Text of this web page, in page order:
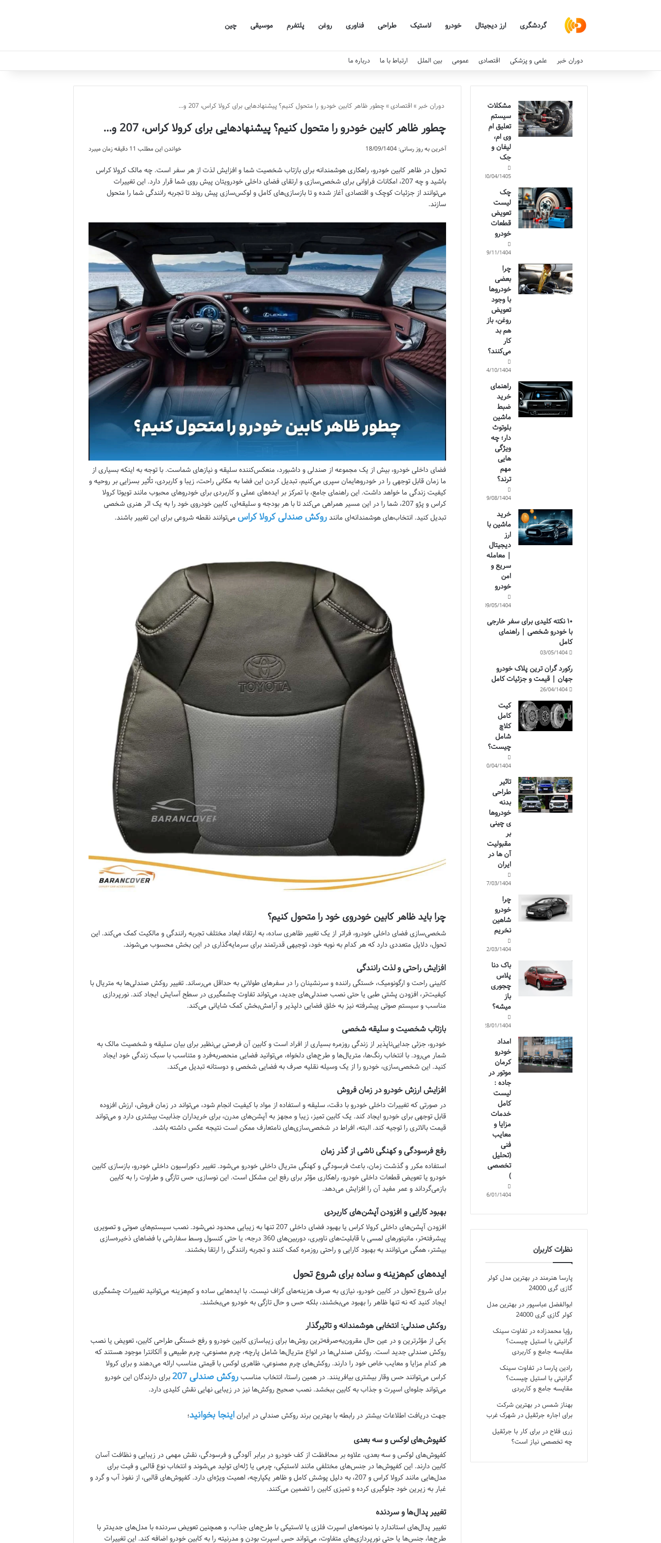
گردشگری ارز دیجیتال خودرو لاستیک طراحی فناوری روغن پلتفرم موسیقی چین
دوران خبر علمی و پزشکی اقتصادی عمومی بین الملل ارتباط با ما درباره ما
دوران خبر » اقتصادی » چطور ظاهر کابین خودرو را متحول کنیم؟ پیشنهادهایی برای کرولا کراس، 207 و…
چطور ظاهر کابین خودرو را متحول کنیم؟ پیشنهادهایی برای کرولا کراس، 207 و…
آخرین به روز رسانی: 18/09/1404 خواندن این مطلب 11 دقیقه زمان میبرد
تحول در ظاهر کابین خودرو، راهکاری هوشمندانه برای بازتاب شخصیت شما و افزایش لذت از هر سفر است. چه مالک کرولا کراس
باشید و چه 207، امکانات فراوانی برای شخصی‌سازی و ارتقای فضای داخلی خودرویتان پیش روی شما قرار دارد. این تغییرات
می‌توانند از جزئیات کوچک و اقتصادی آغاز شده و تا بازسازی‌های کامل و لوکس‌سازی پیش روند تا تجربه رانندگی شما را متحول
سازند.
فضای داخلی خودرو، بیش از یک مجموعه از صندلی و داشبورد، منعکس‌کننده سلیقه و نیازهای شماست. با توجه به اینکه بسیاری از
ما زمان قابل توجهی را در خودروهایمان سپری می‌کنیم، تبدیل کردن این فضا به مکانی راحت، زیبا و کاربردی، تأثیر بسزایی بر روحیه و
کیفیت زندگی ما خواهد داشت. این راهنمای جامع، با تمرکز بر ایده‌های عملی و کاربردی برای خودروهای محبوب مانند تویوتا کرولا
کراس و پژو 207، شما را در این مسیر همراهی می‌کند تا با هر بودجه و سلیقه‌ای، کابین خودروی خود را به یک اثر هنری شخصی
تبدیل کنید. انتخاب‌های هوشمندانه‌ای مانندروکش صندلی کرولا کراس می‌توانند نقطه شروعی برای این تغییر باشند.
چرا باید ظاهر کابین خودروی خود را متحول کنیم؟
شخصی‌سازی فضای داخلی خودرو، فراتر از یک تغییر ظاهری ساده، به ارتقاء ابعاد مختلف تجربه رانندگی و مالکیت کمک می‌کند. این
تحول، دلایل متعددی دارد که هر کدام به نوبه خود، توجیهی قدرتمند برای سرمایه‌گذاری در این بخش محسوب می‌شوند.
افزایش راحتی و لذت رانندگی
کابینی راحت و ارگونومیک، خستگی راننده و سرنشینان را در سفرهای طولانی به حداقل می‌رساند. تغییر روکش صندلی‌ها به متریال با
کیفیت‌تر، افزودن پشتی طبی یا حتی نصب صندلی‌های جدید، می‌تواند تفاوت چشمگیری در سطح آسایش ایجاد کند. نورپردازی
مناسب و سیستم صوتی پیشرفته نیز به خلق فضایی دلپذیر و آرامش‌بخش کمک شایانی می‌کند.
بازتاب شخصیت و سلیقه شخصی
خودرو، جزئی جدایی‌ناپذیر از زندگی روزمره بسیاری از افراد است و کابین آن فرصتی بی‌نظیر برای بیان سلیقه و شخصیت مالک به
شمار می‌رود. با انتخاب رنگ‌ها، متریال‌ها و طرح‌های دلخواه، می‌توانید فضایی منحصربه‌فرد و متناسب با سبک زندگی خود ایجاد
کنید. این شخصی‌سازی، خودرو را از یک وسیله نقلیه صرف به فضایی شخصی و دوستانه تبدیل می‌کند.
افزایش ارزش خودرو در زمان فروش
در صورتی که تغییرات داخلی خودرو با دقت، سلیقه و استفاده از مواد با کیفیت انجام شود، می‌تواند در زمان فروش، ارزش افزوده
قابل توجهی برای خودرو ایجاد کند. یک کابین تمیز، زیبا و مجهز به آپشن‌های مدرن، برای خریداران جذابیت بیشتری دارد و می‌تواند
قیمت بالاتری را توجیه کند. البته، افراط در شخصی‌سازی‌های نامتعارف ممکن است نتیجه عکس داشته باشد.
رفع فرسودگی و کهنگی ناشی از گذر زمان
استفاده مکرر و گذشت زمان، باعث فرسودگی و کهنگی متریال داخلی خودرو می‌شود. تغییر دکوراسیون داخلی خودرو، بازسازی کابین
خودرو یا تعویض قطعات داخلی خودرو، راهکاری مؤثر برای رفع این مشکل است. این نوسازی، حس تازگی و طراوت را به کابین
بازمی‌گرداند و عمر مفید آن را افزایش می‌دهد.
بهبود کارایی و افزودن آپشن‌های کاربردی
افزودن آپشن‌های داخلی کرولا کراس یا بهبود فضای داخلی 207 تنها به زیبایی محدود نمی‌شود. نصب سیستم‌های صوتی و تصویری
پیشرفته‌تر، مانیتورهای لمسی با قابلیت‌های ناوبری، دوربین‌های 360 درجه، یا حتی کنسول وسط سفارشی با فضاهای ذخیره‌سازی
بیشتر، همگی می‌توانند به بهبود کارایی و راحتی روزمره کمک کنند و تجربه رانندگی را ارتقا بخشند.
ایده‌های کم‌هزینه و ساده برای شروع تحول
برای شروع تحول در کابین خودرو، نیازی به صرف هزینه‌های گزاف نیست. با ایده‌هایی ساده و کم‌هزینه می‌توانید تغییرات چشمگیری
ایجاد کنید که نه تنها ظاهر را بهبود می‌بخشند، بلکه حس و حال تازگی به خودرو می‌بخشند.
روکش صندلی: انتخابی هوشمندانه و تاثیرگذار
یکی از مؤثرترین و در عین حال مقرون‌به‌صرفه‌ترین روش‌ها برای زیباسازی کابین خودرو و رفع خستگی طراحی کابین، تعویض یا نصب
روکش صندلی جدید است. روکش صندلی‌ها در انواع متریال‌ها شامل پارچه، چرم مصنوعی، چرم طبیعی و آلکانترا موجود هستند که
هر کدام مزایا و معایب خاص خود را دارند. روکش‌های چرم مصنوعی، ظاهری لوکس با قیمتی مناسب ارائه می‌دهند و برای کرولا
کراس می‌توانند حس وقار بیشتری بیافرینند. در همین راستا، انتخاب مناسبروکش صندلی 207
برای دارندگان این خودرو
می‌تواند جلوه‌ای اسپرت و جذاب به کابین ببخشد. نصب صحیح روکش‌ها نیز در زیبایی نهایی نقش کلیدی دارد.
جهت دریافت اطلاعات بیشتر در رابطه با بهترین برند روکش صندلی در ایراناینجا بخوانید؛
کفپوش‌های لوکس و سه بعدی
کفپوش‌های لوکس و سه بعدی، علاوه بر محافظت از کف خودرو در برابر آلودگی و فرسودگی، نقش مهمی در زیبایی و نظافت آسان
کابین دارند. این کفپوش‌ها در جنس‌های مختلفی مانند لاستیکی، چرمی یا ژله‌ای تولید می‌شوند و انتخاب نوع قالبی و فیت برای
مدل‌هایی مانند کرولا کراس و 207، به دلیل پوشش کامل و ظاهر یکپارچه، اهمیت ویژه‌ای دارد. کفپوش‌های قالبی، از نفوذ آب و گرد و
غبار به زیرین خود جلوگیری کرده و تمیزی کابین را تضمین می‌کنند.
تغییر پدال‌ها و سردنده
تغییر پدال‌های استاندارد با نمونه‌های اسپرت فلزی یا لاستیکی با طرح‌های جذاب، و همچنین تعویض سردنده با مدل‌های جدیدتر با
طرح‌ها، جنس‌ها یا حتی نورپردازی‌های متفاوت، می‌تواند حس اسپرت بودن و مدرنیته را به کابین خودرو اضافه کند. این تغییرات
مشکلات
سیستم
تعلیق ام
وی ام،
لیفان و
جک
30/04/1405
چک
لیست
تعویض
قطعات
خودرو
19/11/1404
چرا
بعضی
خودروها
با وجود
تعویض
روغن، باز
هم بد
کار
می‌کنند؟
14/10/1404
راهنمای
خرید
ضبط
ماشین
بلوتوث
دار؛ چه
ویژگی
هایی
مهم
ترند؟
19/08/1404
خرید
ماشین با
ارز
دیجیتال
| معامله
سریع و
امن
خودرو
09/05/1404
۱۰ نکته کلیدی برای سفر خارجی
با خودرو شخصی | راهنمای
کامل
03/05/1404
رکورد گران ترین پلاک خودرو
جهان | قیمت و جزئیات کامل
26/04/1404
کیت
کامل
کلاچ
شامل
چیست؟
10/04/1404
تاثیر
طراحی
بدنه
خودروها
ی چینی
بر
مقبولیت
آن ها در
ایران
17/03/1404
چرا
خودرو
شاهین
نخریم
12/03/1404
باک دنا
پلاس
چجوری
باز
میشه؟
28/01/1404
امداد
خودرو
کرمان
موتور در
جاده :
لیست
کامل
خدمات
مزایا و
معایب
فنی
(تحلیل
تخصصی
)
16/01/1404
نظرات کاربران
پارسا هنرمند دربهترین مدل کولر
گازی گری 24000
ابوالفضل عباسپور دربهترین مدل
کولر گازی گری 24000
رؤیا محمدزاده درتفاوت سینک
گرانیتی با استیل چیست؟
مقایسه جامع و کاربردی
رادین پارسا درتفاوت سینک
گرانیتی با استیل چیست؟
مقایسه جامع و کاربردی
بهناز شمس دربهترین شرکت
برای اجاره جرثقیل در شهرک غرب
زری فلاح دربرای کار با جرثقیل
چه تخصصی نیاز است؟